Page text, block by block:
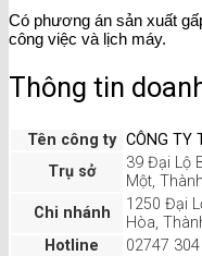
Có phương án sản xuất
công việc và lịch máy.
Thông tin
Tên công ty CÔNG TY
Trụ sở
39 Đại Lộ
Một,
Chi nhánh
1250 Đại
Hòa,
Hotline
02747